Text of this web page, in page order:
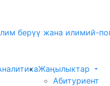
берүү жана илимий-
Жаңылыктар
Абитуриент